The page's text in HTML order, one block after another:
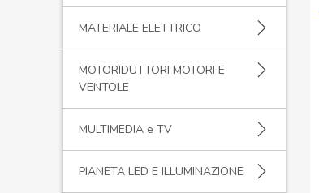
MATERIALE ELETTRICO
MOTORIDUTTORI MOTORI E
VENTOLE
MULTIMEDIA e TV
PIANETA LED E ILLUMINAZIONE